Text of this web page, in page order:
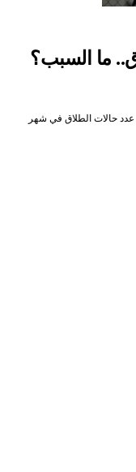
ما السبب؟
عدد حالات الطلاق في شهر